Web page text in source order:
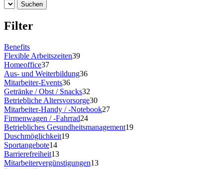
Suchen
Filter
Benefits
Flexible Arbeitszeiten39
Homeoffice37
Aus- und Weiterbildung36
Mitarbeiter-Events36
Getränke / Obst / Snacks32
Betriebliche Altersvorsorge30
Mitarbeiter-Handy / -Notebook27
Firmenwagen / -Fahrrad24
Betriebliches Gesundheitsmanagement19
Duschmöglichkeit19
Sportangebote14
Barrierefreiheit13
Mitarbeitervergünstigungen13